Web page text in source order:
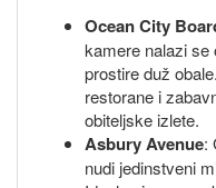
Ocean City
kamere nalazi se
prostire duž
restorane i
obiteljske izlete.
Asbury Avenue:
nudi jedinstveni